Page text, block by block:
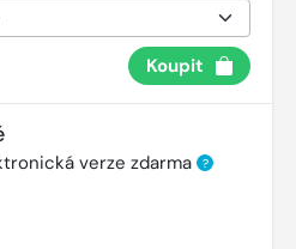
Koupit
verze zdarma ?